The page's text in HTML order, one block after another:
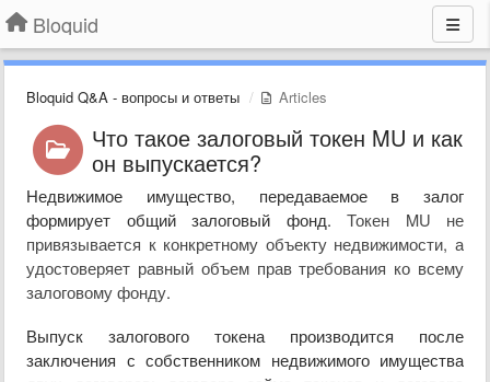
Bloquid
Bloquid Q&A - вопросы и ответы Articles
Что такое залоговый токен MU и как
он выпускается?
Недвижимое имущество, передаваемое в залог
формирует общий залоговый фонд. Токен MU не
привязывается к конкретному объекту недвижимости, а
удостоверяет равный объем прав требования ко всему
залоговому фонду.
Выпуск залогового токена производится после
заключения с собственником недвижимого имущества